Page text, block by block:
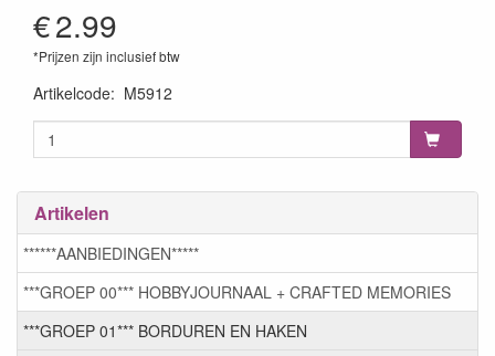
€2.99
*Prijzen zijn inclusief btw
Artikelcode: M5912
Artikelen
******AANBIEDINGEN*****
***GROEP 00*** HOBBYJOURNAAL + CRAFTED MEMORIES
***GROEP 01*** BORDUREN EN HAKEN